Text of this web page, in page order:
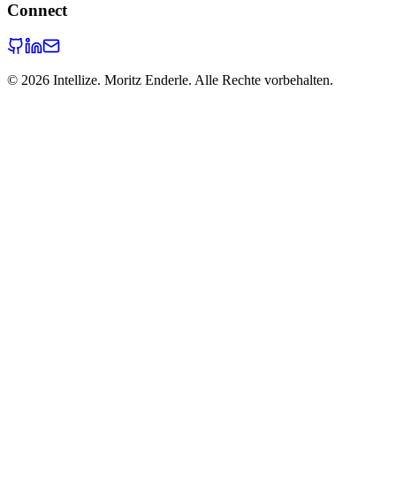
Connect
© 2026 Intellize. Moritz Enderle. Alle Rechte vorbehalten.